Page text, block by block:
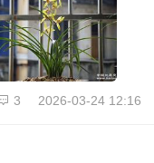
3 2026-03-24 12:16